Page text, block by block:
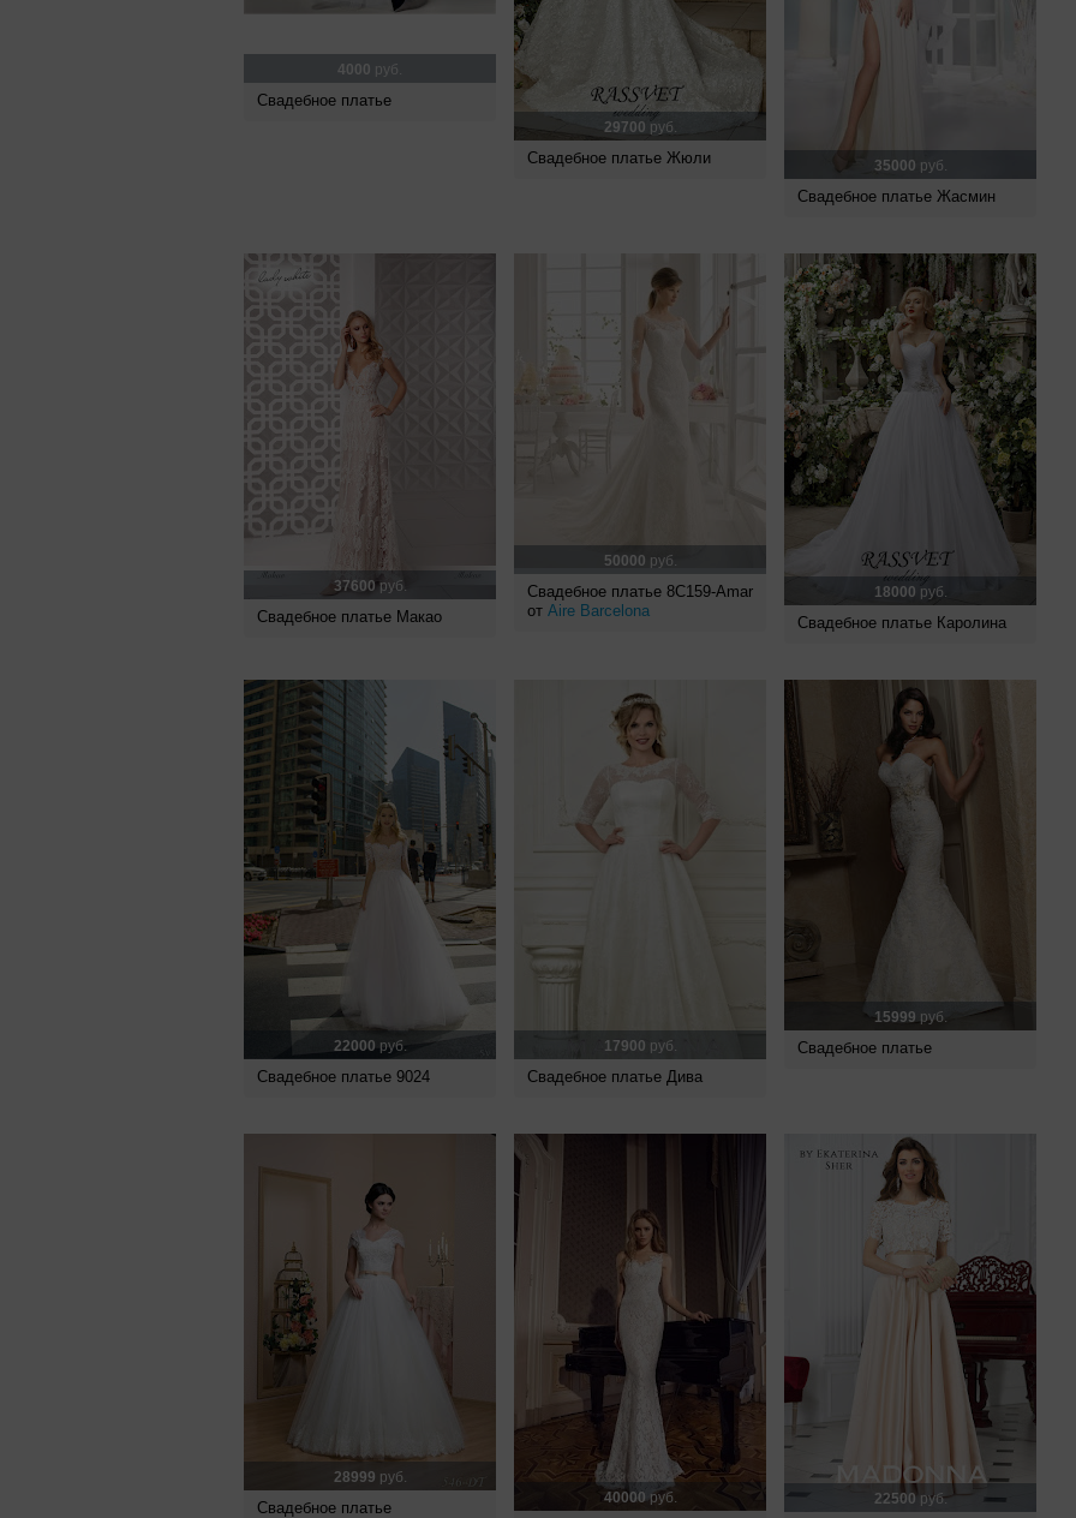
4000 руб.
Свадебное платье
29700 руб.
Свадебное платье Жюли 35000 руб.
Свадебное платье Жасмин
37600руб.
Свадебное платье Макао
50000 руб.
Свадебное платье 8C159-Amar
от Aire Barcelona
18000 руб.
Свадебное платье Каролина
22000руб.
Свадебное платье 9024
17900 руб.
Свадебное платье Дива
15999 руб.
Свадебное платье
28999 руб.
Свадебное платье
40000руб. 22500 руб.